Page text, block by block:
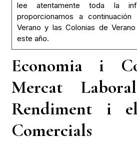
lee atentamente toda la
proporcionamos a
Verano y las Colonias de
este año.
Economia i
Mercat
Rendiment i
Comercials